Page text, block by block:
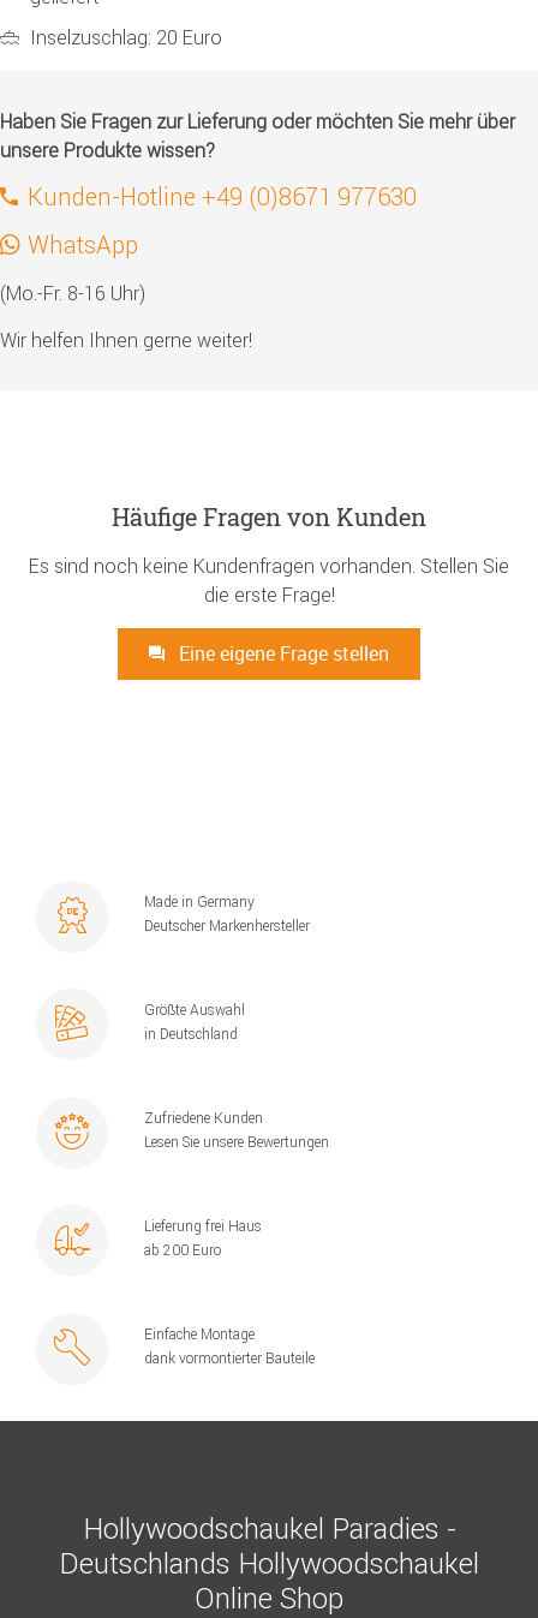
Inselzuschlag: 20 Euro
Haben Sie Fragen zur Lieferung oder möchten Sie mehr über
unsere Produkte wissen?
Kunden-Hotline +49 (0)8671 977630
WhatsApp
(Mo.-Fr. 8-16 Uhr)
Wir helfen Ihnen gerne weiter!
Häufige Fragen von Kunden
Es sind noch keine Kundenfragen vorhanden. Stellen Sie
die erste Frage!
Eine eigene Frage stellen
Made in Germany
Deutscher Markenhersteller
Größte Auswahl
in Deutschland
Zufriedene Kunden
Lesen Sie unsere Bewertungen
Lieferung frei Haus
ab 200 Euro
Einfache Montage
dank vormontierter Bauteile
Hollywoodschaukel Paradies -
Deutschlands Hollywoodschaukel
Online Shop